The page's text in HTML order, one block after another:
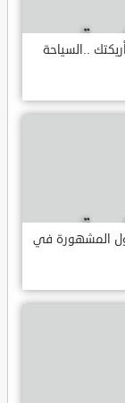
..السياحة
المشهورة في